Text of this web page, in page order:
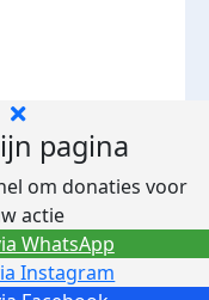
pagina
om donaties voor
actie
Instagram
WhatsApp